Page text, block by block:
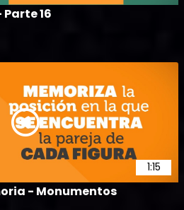
16
1:15
- Monumentos